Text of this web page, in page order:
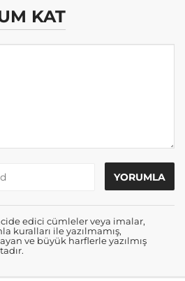
KAT
edici cümleler veya imalar,
kuralları ile yazılmamış,
ve büyük harflerle yazılmış